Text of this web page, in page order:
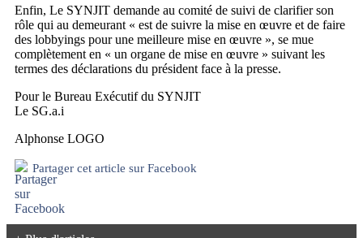
Enfin, Le SYNJIT demande au comité de suivi de clarifier son
rôle qui au demeurant « est de suivre la mise en œuvre et de faire
des lobbyings pour une meilleure mise en œuvre », se mue
complètement en « un organe de mise en œuvre » suivant les
termes des déclarations du président face à la presse.
Pour le Bureau Exécutif du SYNJIT
Le SG.a.i
Alphonse LOGO
Partager cet article sur Facebook